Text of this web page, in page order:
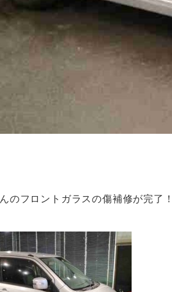
のフロントガラスの傷補修が完了